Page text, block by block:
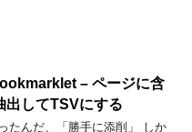
– ページに含
出してTSVにする
たんだ、「勝手に添削」 しか